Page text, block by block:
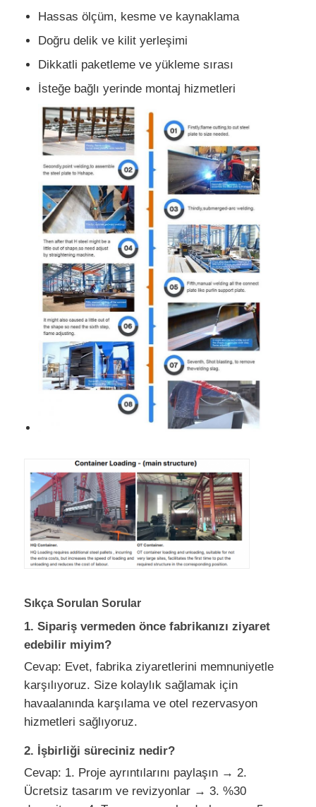
Hassas ölçüm, kesme ve kaynaklama
Doğru delik ve kilit yerleşimi
Dikkatli paketleme ve yükleme sırası
İsteğe bağlı yerinde montaj hizmetleri
Sıkça Sorulan Sorular
1. Sipariş vermeden önce fabrikanızı ziyaret
edebilir miyim?
Cevap: Evet, fabrika ziyaretlerini memnuniyetle
karşılıyoruz. Size kolaylık sağlamak için
havaalanında karşılama ve otel rezervasyon
hizmetleri sağlıyoruz.
2. İşbirliği süreciniz nedir?
Cevap: 1. Proje ayrıntılarını paylaşın → 2.
Ücretsiz tasarım ve revizyonlar → 3. %30